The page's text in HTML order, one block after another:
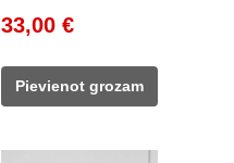
Original
was:
70,00 €.
33,00 €Current
Pievienot grozam